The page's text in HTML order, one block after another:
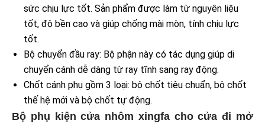
sức chịu lực tốt. Sản phẩm được làm từ nguyên liệu
tốt, độ bền cao và giúp chống mài mòn, tính chịu lực
tốt.
Bộ chuyển đầu ray: Bộ phận này có tác dụng giúp di
chuyển cánh dễ dàng từ ray tĩnh sang ray động.
Chốt cánh phụ gồm 3 loại: bộ chốt tiêu chuẩn, bộ chốt
thế hệ mới và bộ chốt tự động.
Bộ phụ kiện cửa nhôm xingfa cho cửa đi mở